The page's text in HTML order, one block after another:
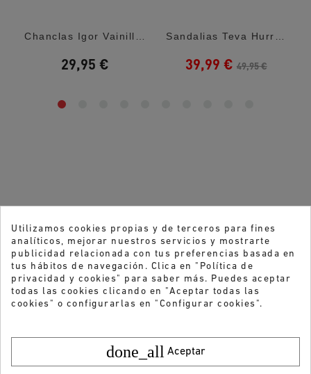
29,95 € 39,99 € 49,95 €
Utilizamos cookies propias y de terceros para fines
analíticos, mejorar nuestros servicios y mostrarte
publicidad relacionada con tus preferencias basada en
tus hábitos de navegación. Clica en "Política de
privacidad y cookies" para saber más. Puedes aceptar
todas las cookies clicando en "Aceptar todas las
cookies" o configurarlas en "Configurar cookies".
done_all Aceptar